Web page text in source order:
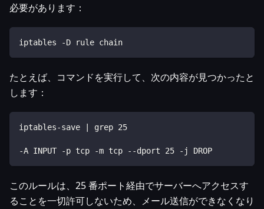
必要があります：
iptables -D rule chain
たとえば、コマンドを実行して、次の内容が見つかったと
します：
iptables-save | grep 25
-A INPUT -p tcp -m tcp --dport 25 -j DROP
このルールは、25 番ポート経由でサーバーへアクセスす
ることを一切許可しないため、メール送信ができなくなり